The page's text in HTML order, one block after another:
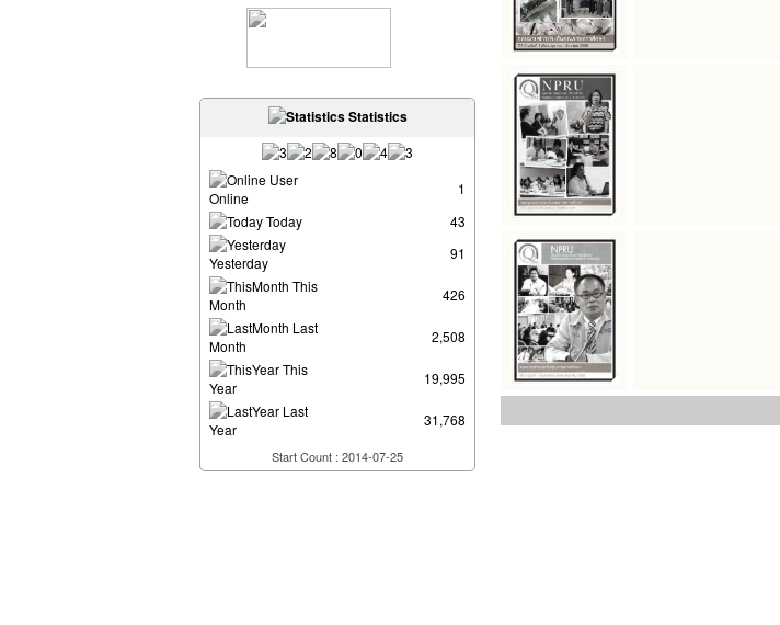
Statistics
User
Online
1
Today
43
Yesterday
91
This
Month
426
Last
Month
2,508
This
Year
19,995
Last
Year
31,768
Start Count : 2014-07-25